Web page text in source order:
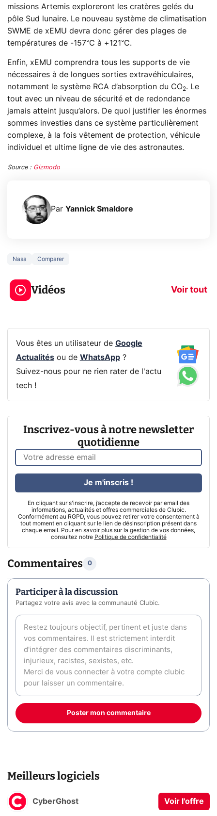
missions Artemis exploreront les cratères gelés du
pôle Sud lunaire. Le nouveau système de climatisation
SWME de xEMU devra donc gérer des plages de
températures de -157°C à +121°C.
Enfin, xEMU comprendra tous les supports de vie
nécessaires à de longues sorties extravéhiculaires,
notamment le système RCA d’absorption du CO2. Le
tout avec un niveau de sécurité et de redondance
jamais atteint jusqu’alors. De quoi justifier les énormes
sommes investies dans ce système particulièrement
complexe, à la fois vêtement de protection, véhicule
individuel et ultime ligne de vie des astronautes.
Source : Gizmodo
Par Yannick Smaldore
Nasa Comparer
Vidéos Voir tout
3 écrans en 1 pour
319€ ? Voici L'AOC
CQ32G4ZA !
prochaine
Vous êtes un utilisateur de Google
Actualitésou de WhatsApp?
Suivez-nous pour ne rien rater de l'actu
tech !
Inscrivez-vous à notre newsletter
quotidienne
En cliquant sur s'inscrire, j’accepte de recevoir par email des
informations, actualités et offres commerciales de Clubic.
Conformément au RGPD, vous pouvez retirer votre consentement à
tout moment en cliquant sur le lien de désinscription présent dans
chaque email. Pour en savoir plus sur la gestion de vos données,
consultez notre Politique de confidentialité
Je m'inscris !
Commentaires 0
Participer à la discussion
Partagez votre avis avec la communauté Clubic.
Poster mon commentaire
Meilleurs logiciels
CyberGhost Voir l'offre